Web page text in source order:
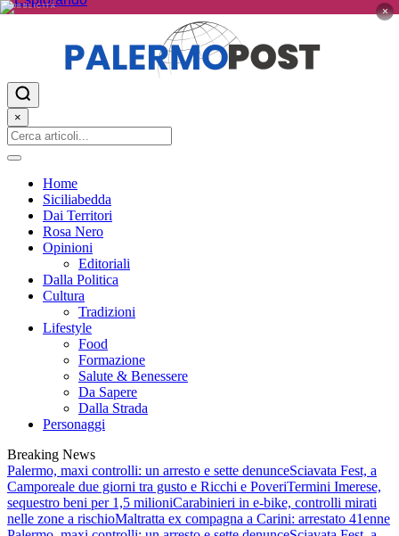
PUBBLICITÀ ×
×
Home
Siciliabedda
Dai Territori
Rosa Nero
Opinioni
Editoriali
Dalla Politica
Cultura
Tradizioni
Lifestyle
Food
Formazione
Salute & Benessere
Da Sapere
Dalla Strada
Personaggi
Breaking News
Palermo, maxi controlli: un arresto e sette denunceSciavata Fest, a
Camporeale due giorni tra gusto e Ricchi e PoveriTermini Imerese,
sequestro beni per 1,5 milioniCarabinieri in e-bike, controlli mirati
nelle zone a rischioMaltratta ex compagna a Carini: arrestato 41enne